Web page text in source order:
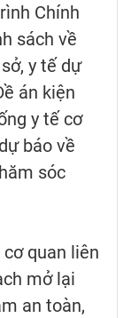
Chính
sách về
y tế dự
án kiện
y tế cơ
báo về
sóc
quan liên
mở lại
an toàn,